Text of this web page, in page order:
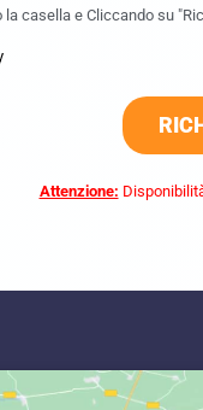
la casella e Cliccando su
Attenzione: